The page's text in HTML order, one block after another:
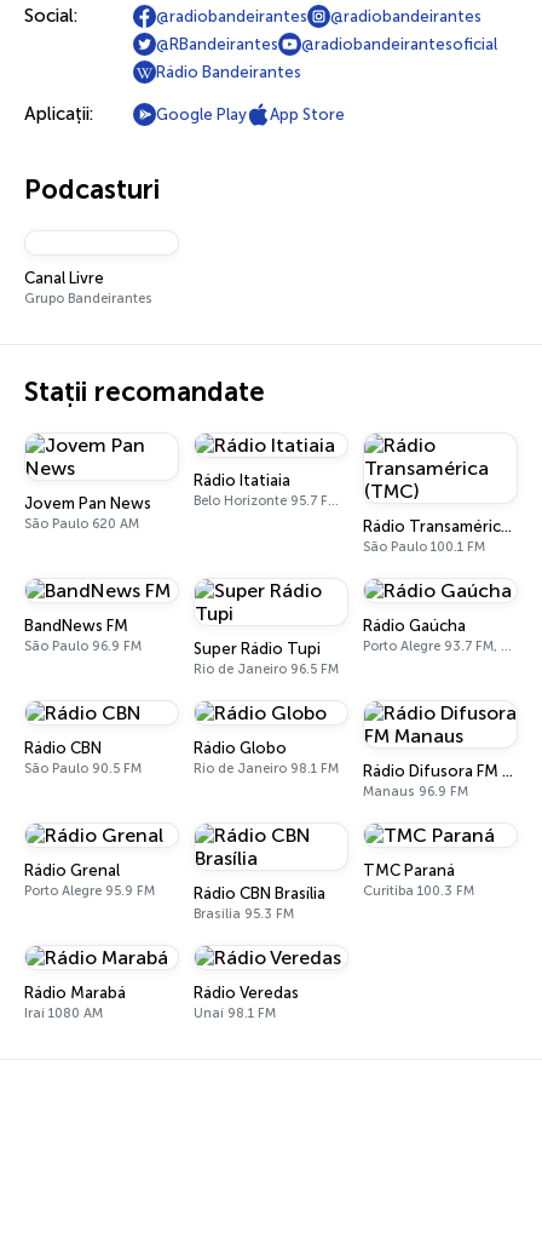
Social: @radiobandeirantes
@radiobandeirantes
@RBandeirantes
@radiobandeirantesoficial
Rádio Bandeirantes
Aplicații: Google Play App Store
Podcasturi
Canal Livre
Grupo Bandeirantes
Stații recomandate
Jovem Pan News
São Paulo 620 AM
Rádio Itatiaia
Belo Horizonte 95.7 FM - 610 AM
Rádio Transamérica (TMC)
São Paulo 100.1 FM
BandNews FM
São Paulo 96.9 FM Super Rádio Tupi
Rio de Janeiro 96.5 FM
Rádio Gaúcha
Porto Alegre 93.7 FM, 600 AM
Rádio CBN
São Paulo 90.5 FM
Rádio Globo
Rio de Janeiro 98.1 FM Rádio Difusora FM Manaus
Manaus 96.9 FM
Rádio Grenal
Porto Alegre 95.9 FM Rádio CBN Brasília
Brasília 95.3 FM
TMC Paraná
Curitiba 100.3 FM
Rádio Marabá
Iraí 1080 AM
Rádio Veredas
Unaí 98.1 FM